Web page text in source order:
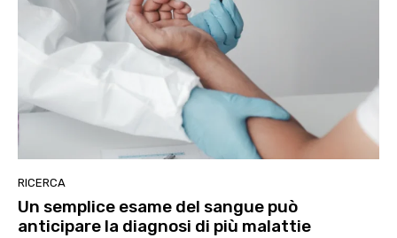
RICERCA
Un semplice esame del sangue può
anticipare la diagnosi di più malattie